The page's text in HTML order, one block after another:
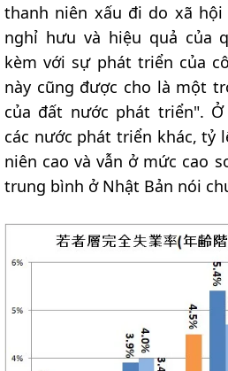
thanh niên xấu đi do xã
nghỉ hưu và hiệu quả của
kèm với sự phát triển của
này cũng được cho là một
của đất nước phát triển".
các nước phát triển khác, tỷ
niên cao và vẫn ở mức cao
trung bình ở Nhật Bản nói